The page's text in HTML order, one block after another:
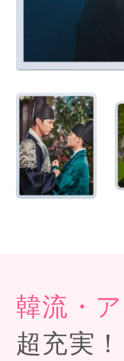
韓流・
超充実！